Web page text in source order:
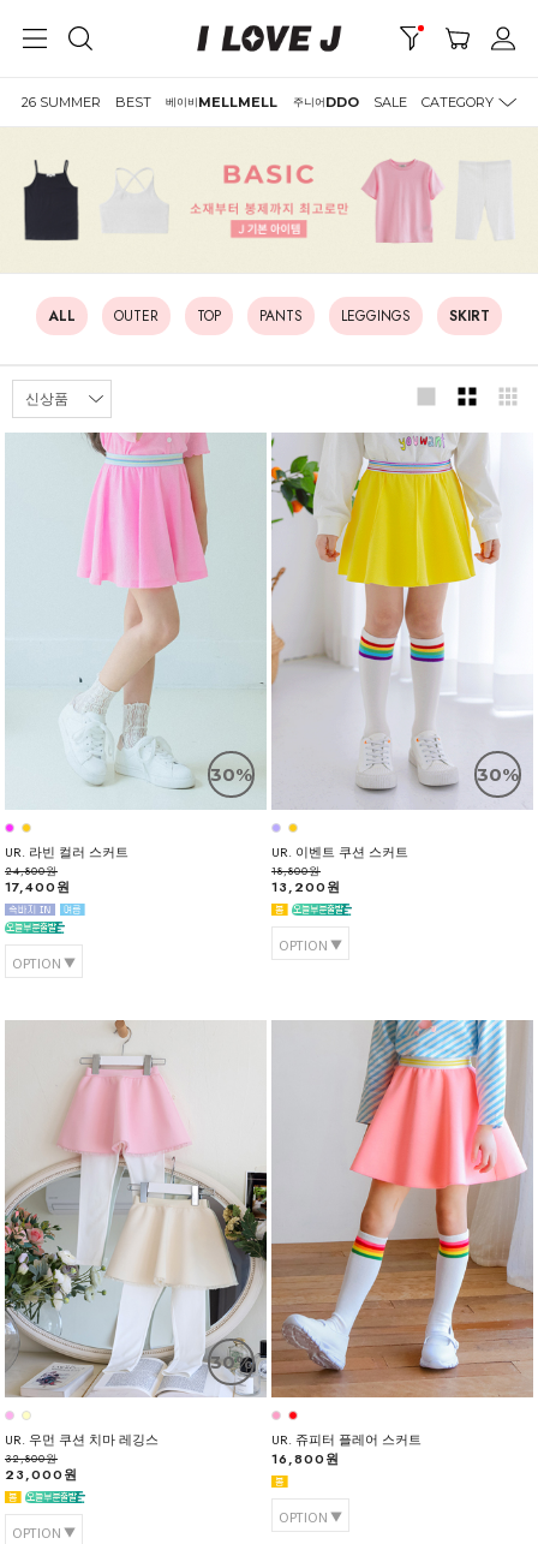
26 SUMMER BEST 베이비MELLMELL 주니어DDO SALE CATEGORY
ALL OUTER TOP PANTS LEGGINGS SKIRT
30%
UR. 라빈 컬러 스커트
24,800원
17,400원
OPTION
30%
UR. 이벤트 쿠션 스커트
18,800원
13,200원
OPTION
30%
UR. 우먼 쿠션 치마 레깅스
32,800원
23,000원
OPTION
UR. 쥬피터 플레어 스커트
16,800원
OPTION